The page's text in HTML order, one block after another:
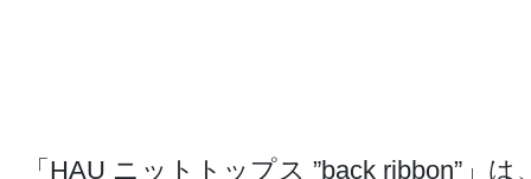
「HAU ニットトップス ”back ribbon”」は